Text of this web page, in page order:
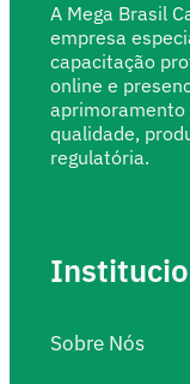
A Mega Brasil
empresa
capacitação
online e
aprimoramento
qualidade,
regulatória.
Sobre Nós